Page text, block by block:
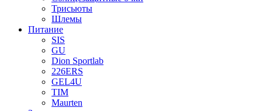
Трисьюты
Шлемы
Питание
SIS
GU
Dion Sportlab
226ERS
GEL4U
TIM
Maurten